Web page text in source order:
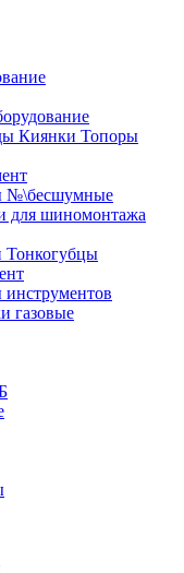
Киянки Топоры
№\бесшумные
для шиномонтажа
Тонкогубцы
газовые